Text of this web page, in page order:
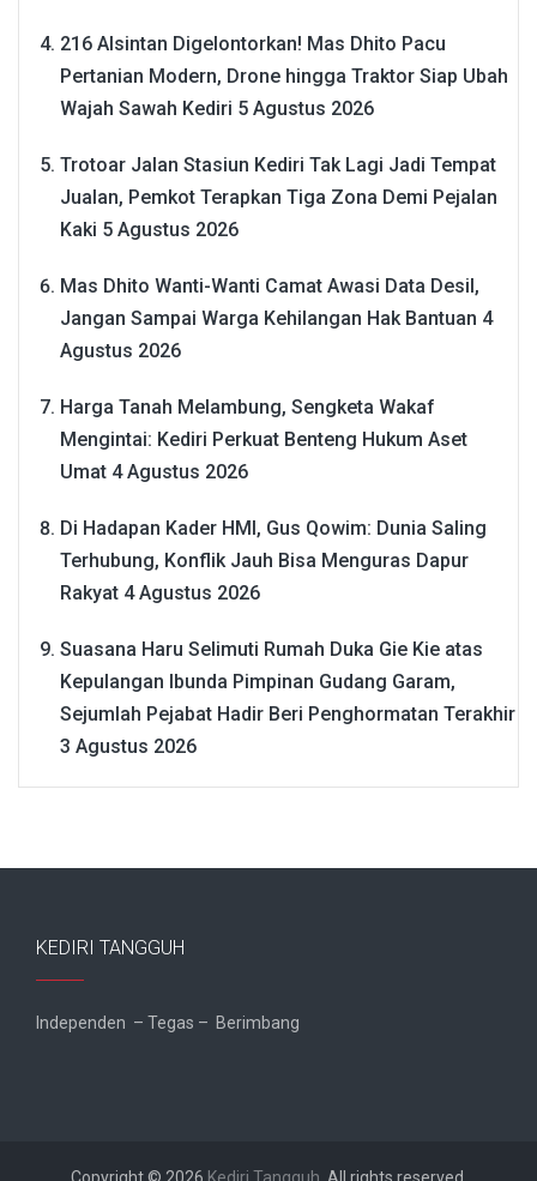
216 Alsintan Digelontorkan! Mas Dhito Pacu
Pertanian Modern, Drone hingga Traktor Siap Ubah
Wajah Sawah Kediri 5 Agustus 2026
Trotoar Jalan Stasiun Kediri Tak Lagi Jadi Tempat
Jualan, Pemkot Terapkan Tiga Zona Demi Pejalan
Kaki 5 Agustus 2026
Mas Dhito Wanti-Wanti Camat Awasi Data Desil,
Jangan Sampai Warga Kehilangan Hak Bantuan 4
Agustus 2026
Harga Tanah Melambung, Sengketa Wakaf
Mengintai: Kediri Perkuat Benteng Hukum Aset
Umat 4 Agustus 2026
Di Hadapan Kader HMI, Gus Qowim: Dunia Saling
Terhubung, Konflik Jauh Bisa Menguras Dapur
Rakyat 4 Agustus 2026
Suasana Haru Selimuti Rumah Duka Gie Kie atas
Kepulangan Ibunda Pimpinan Gudang Garam,
Sejumlah Pejabat Hadir Beri Penghormatan Terakhir
3 Agustus 2026
KEDIRI TANGGUH
Independen – Tegas – Berimbang